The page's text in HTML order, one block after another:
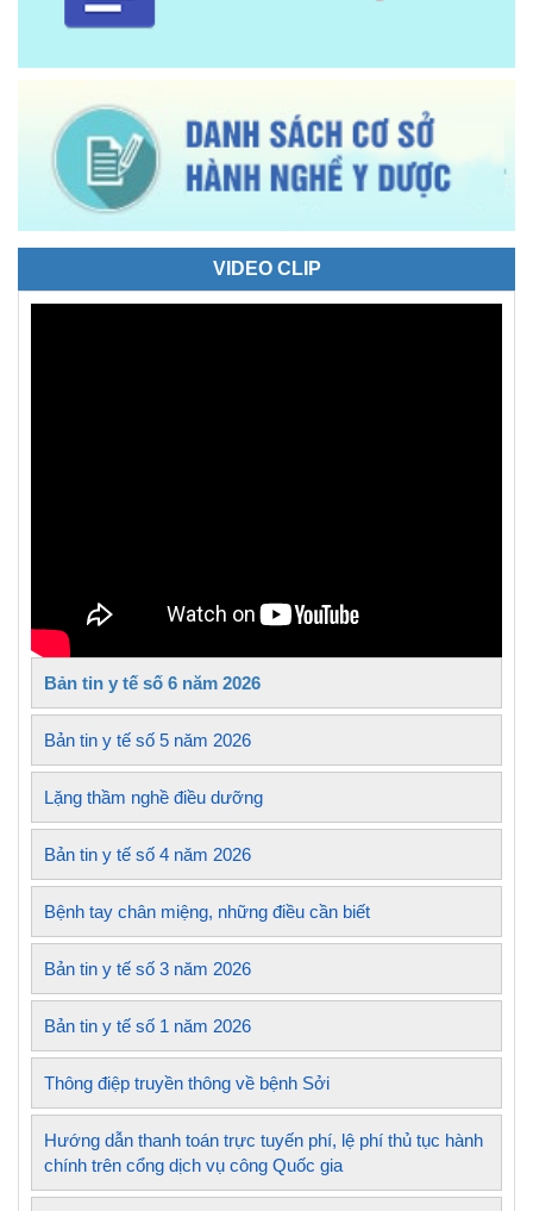
VIDEO CLIP
Bản tin y tế số 6 năm 2026
Bản tin y tế số 5 năm 2026
Lặng thầm nghề điều dưỡng
Bản tin y tế số 4 năm 2026
Bệnh tay chân miệng, những điều cần biết
Bản tin y tế số 3 năm 2026
Bản tin y tế số 1 năm 2026
Thông điệp truyền thông về bệnh Sởi
Hướng dẫn thanh toán trực tuyến phí, lệ phí thủ tục hành
chính trên cổng dịch vụ công Quốc gia